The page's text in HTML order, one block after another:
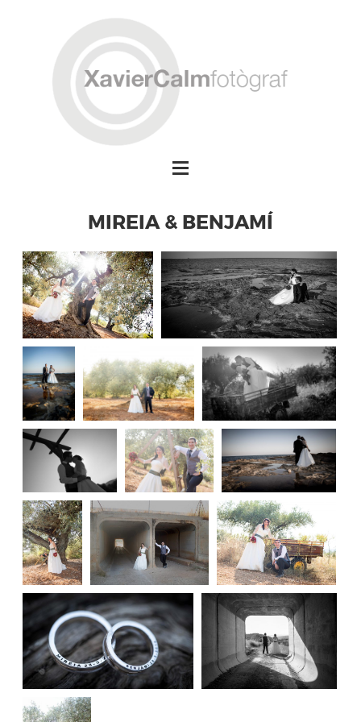
MIREIA & BENJAMÍ